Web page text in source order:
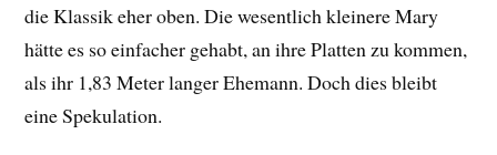
die Klassik eher oben. Die wesentlich kleinere Mary
hätte es so einfacher gehabt, an ihre Platten zu kommen,
als ihr 1,83 Meter langer Ehemann. Doch dies bleibt
eine Spekulation.